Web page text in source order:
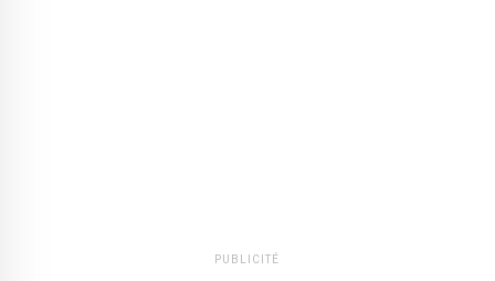
PUBLICITÉ